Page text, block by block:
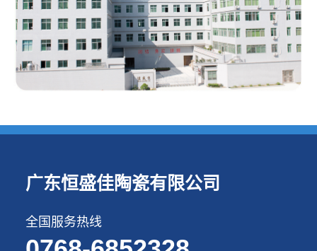
广东恒盛佳陶瓷有限公司
全国服务热线